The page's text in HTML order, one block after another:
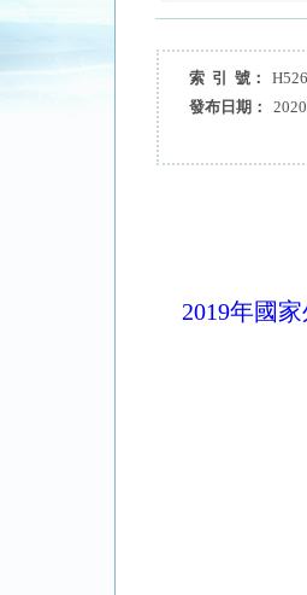
索 引 號：
發布日期：
2019年國